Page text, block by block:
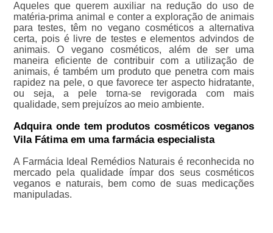
Aqueles que querem auxiliar na redução do uso de
matéria-prima animal e conter a exploração de animais
para testes, têm no vegano cosméticos a alternativa
certa, pois é livre de testes e elementos advindos de
animais. O vegano cosméticos, além de ser uma
maneira eficiente de contribuir com a utilização de
animais, é também um produto que penetra com mais
rapidez na pele, o que favorece ter aspecto hidratante,
ou seja, a pele torna-se revigorada com mais
qualidade, sem prejuízos ao meio ambiente.
Adquira onde tem produtos cosméticos veganos
Vila Fátima em uma farmácia especialista
A Farmácia Ideal Remédios Naturais é reconhecida no
mercado pela qualidade ímpar dos seus cosméticos
veganos e naturais, bem como de suas medicações
manipuladas.